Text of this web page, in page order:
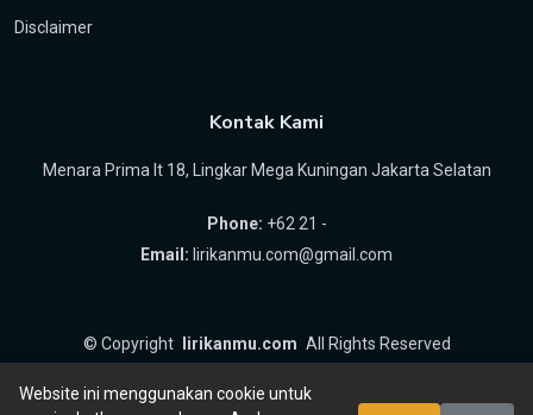
Disclaimer
Kontak Kami
Menara Prima lt 18, Lingkar Mega Kuningan Jakarta Selatan
Phone: +62 21 -
Email: lirikanmu.com@gmail.com
© Copyright lirikanmu.com All Rights Reserved
Website ini menggunakan cookie untuk